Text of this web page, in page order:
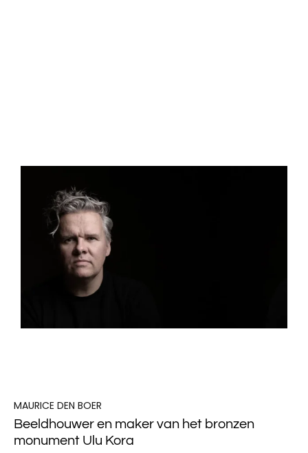
MAURICE DEN BOER
Beeldhouwer en maker van het bronzen
monument Ulu Kora